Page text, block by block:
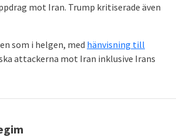
mot Iran. Trump kritiserade även
som i helgen, med hänvisning till
attackerna mot Iran inklusive Irans